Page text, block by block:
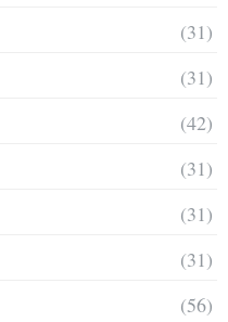
(31)
(31)
(42)
(31)
(31)
(31)
(56)